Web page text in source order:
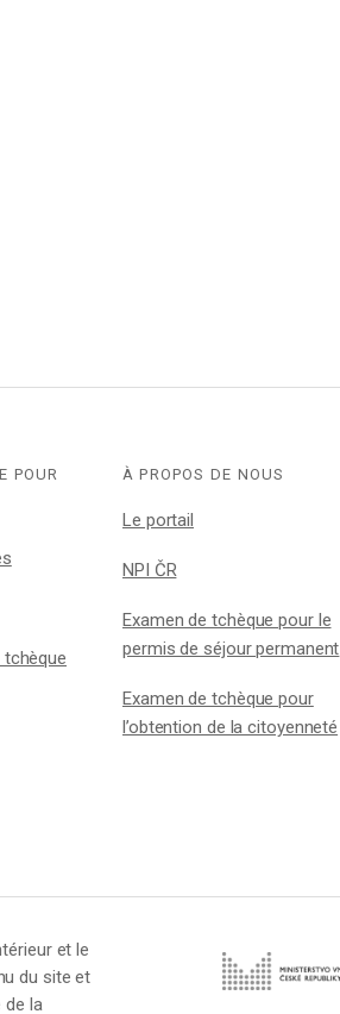
POUR
tchèque
À PROPOS DE NOUS
Le portail
NPI ČR
Examen de tchèque pour le
permis de séjour permanent
Examen de tchèque pour
l’obtention de la citoyenneté
et le
du site et
de la